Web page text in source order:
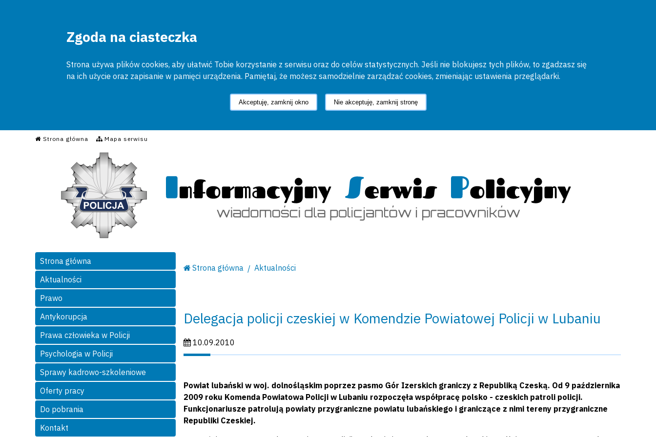
Zgoda na ciasteczka
Strona używa plików cookies, aby ułatwić Tobie korzystanie z serwisu oraz do celów statystycznych. Jeśli nie blokujesz tych plików, to zgadzasz się
na ich użycie oraz zapisanie w pamięci urządzenia. Pamiętaj, że możesz samodzielnie zarządzać cookies, zmieniając ustawienia przeglądarki.
Akceptuję, zamknij okno Nie akceptuję, zamknij stronę
Strona główna Mapa serwisu
Informacyjny Serwis Policyjny
Strona główna
Aktualności
Prawo
Antykorupcja
Prawa człowieka w Policji
Psychologia w Policji
Sprawy kadrowo-szkoleniowe
Oferty pracy
Do pobrania
Kontakt
Strona główna Aktualności
Delegacja policji czeskiej w Komendzie Powiatowej Policji w Lubaniu
Data publikacji:
10.09.2010
Powiat lubański w woj. dolnośląskim poprzez pasmo Gór Izerskich graniczy z Republiką Czeską. Od 9 października
2009 roku Komenda Powiatowa Policji w Lubaniu rozpoczęła współpracę polsko - czeskich patroli policji.
Funkcjonariusze patrolują powiaty przygraniczne powiatu lubańskiego i graniczące z nimi tereny przygraniczne
Republiki Czeskiej.